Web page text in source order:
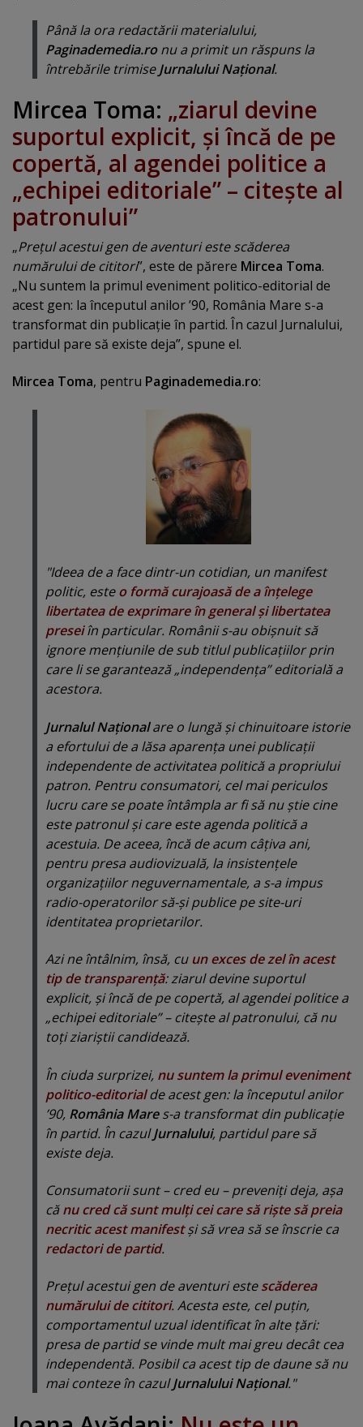
Până la ora redactării materialului,
Paginademedia.ronu a primit un răspuns la
întrebările trimiseJurnalului Naţional.
Mircea Toma: „ziarul devine
suportul explicit, şi încă de pe
copertă, al agendei politice a
„echipei editoriale” – citeşte al
patronului”
„Preţul acestui gen de aventuri este scăderea
numărului de cititori”, este de părere Mircea Toma.
„Nu suntem la primul eveniment politico-editorial de
acest gen: la începutul anilor ’90, România Mare s-a
transformat din publicaţie în partid. În cazul Jurnalului,
partidul pare să existe deja”, spune el.
Mircea Toma, pentru Paginademedia.ro:
"Ideea de a face dintr-un cotidian, un manifest
politic, esteo formă curajoasă de a înţelege
libertatea de exprimare în general şi libertatea
preseiîn particular. Românii s-au obişnuit să
ignore menţiunile de sub titlul publicaţiilor prin
care li se garantează „independenţa” editorială a
acestora.
Jurnalul Naţionalare o lungă şi chinuitoare istorie
a efortului de a lăsa aparenţa unei publicaţii
independente de activitatea politică a propriului
patron. Pentru consumatori, cel mai periculos
lucru care se poate întâmpla ar fi să nu ştie cine
este patronul şi care este agenda politică a
acestuia. De aceea, încă de acum câţiva ani,
pentru presa audiovizuală, la insistenţele
organizaţiilor neguvernamentale, a s-a impus
radio-operatorilor să-şi publice pe site-uri
identitatea proprietarilor.
Azi ne întâlnim, însă, cu un exces de zel în acest
tip de transparenţă: ziarul devine suportul
explicit, şi încă de pe copertă, al agendei politice a
„echipei editoriale” – citeşte al patronului, că nu
toţi ziariştii candidează.
În ciuda surprizei, nu suntem la primul eveniment
politico-editorialde acest gen: la începutul anilor
’90, România Mares-a transformat din publicaţie
în partid. În cazulJurnalului, partidul pare să
existe deja.
Consumatorii sunt – cred eu – preveniţi deja, aşa
cănu cred că sunt mulţi cei care să rişte să preia
necritic acest manifestşi să vrea să se înscrie ca
redactori de partid.
Preţul acestui gen de aventuri estescăderea
numărului de cititori. Acesta este, cel puţin,
comportamentul uzual identificat în alte ţări:
presa de partid se vinde mult mai greu decât cea
independentă. Posibil ca acest tip de daune să nu
mai conteze în cazulJurnalului Naţional."